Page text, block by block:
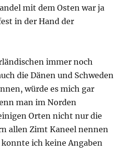
mit dem Osten war ja
in der Hand der
immer noch
die Dänen und Schweden
würde es mich gar
man im Norden
Orten nicht nur die
allen Zimt Kaneel nennen
konnte ich keine Angaben